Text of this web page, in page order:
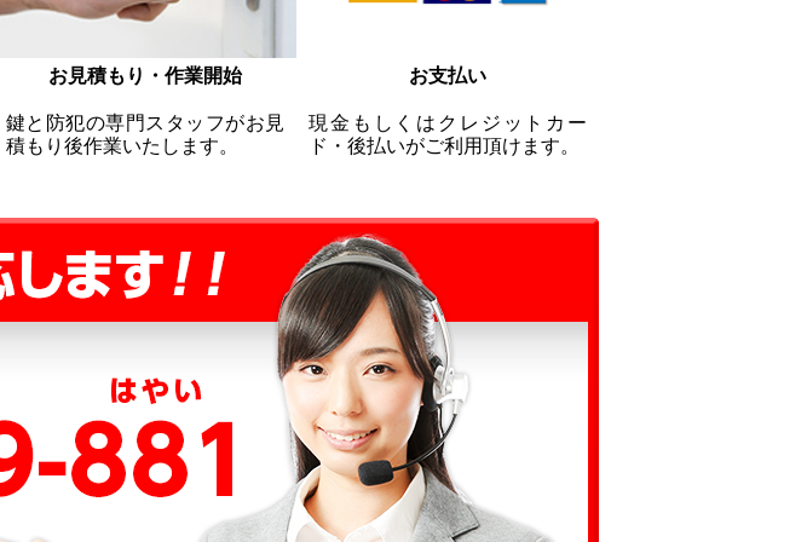
お見積もり・作業開始
鍵と防犯の専門スタッフがお見
積もり後作業いたします。
お支払い
現金もしくはクレジットカー
ド・後払いがご利用頂けます。